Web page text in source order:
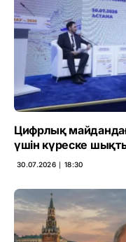
Цифрлық
үшін күреске
30.07.2026 ∣ 18:30